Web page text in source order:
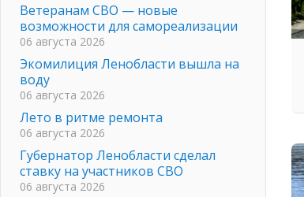
Ветеранам СВО — новые
возможности для самореализации
06 августа 2026
Экомилиция Ленобласти вышла на
воду
06 августа 2026
Лето в ритме ремонта
06 августа 2026
Губернатор Ленобласти сделал
ставку на участников СВО
06 августа 2026